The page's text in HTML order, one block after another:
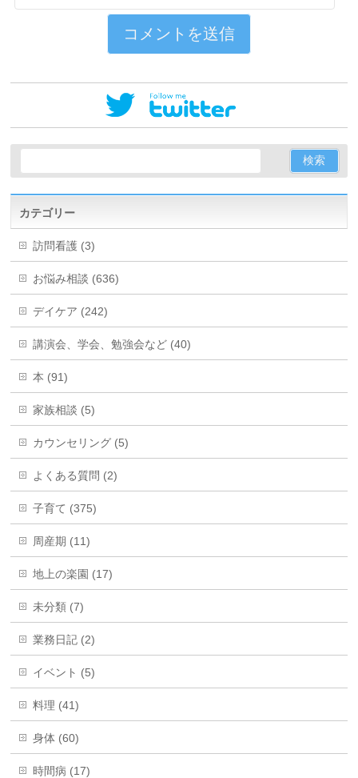
カテゴリー
訪問看護 (3)
お悩み相談 (636)
デイケア (242)
講演会、学会、勉強会など (40)
本 (91)
家族相談 (5)
カウンセリング (5)
よくある質問 (2)
子育て (375)
周産期 (11)
地上の楽園 (17)
未分類 (7)
業務日記 (2)
イベント (5)
料理 (41)
身体 (60)
時間病 (17)